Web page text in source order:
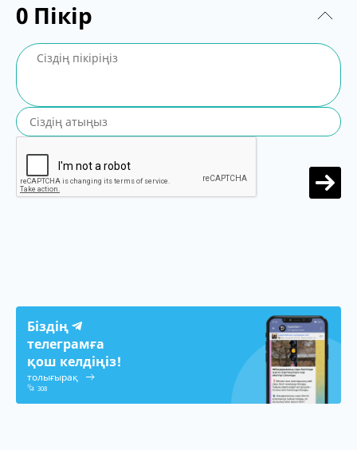
0 Пікір
Біздің
телеграмға
қош келдіңіз!
толығырақ
308